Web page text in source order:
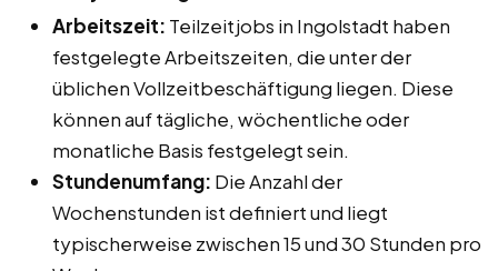
Arbeitszeit: Teilzeitjobs in Ingolstadt haben
festgelegte Arbeitszeiten, die unter der
üblichen Vollzeitbeschäftigung liegen. Diese
können auf tägliche, wöchentliche oder
monatliche Basis festgelegt sein.
Stundenumfang: Die Anzahl der
Wochenstunden ist definiert und liegt
typischerweise zwischen 15 und 30 Stunden pro